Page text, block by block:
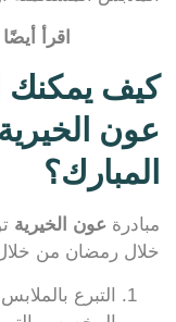
اقرأ
كيف يمكنك
عون
المبارك؟
مبادرة عون الخيرية
خلال رمضان من
التبرع